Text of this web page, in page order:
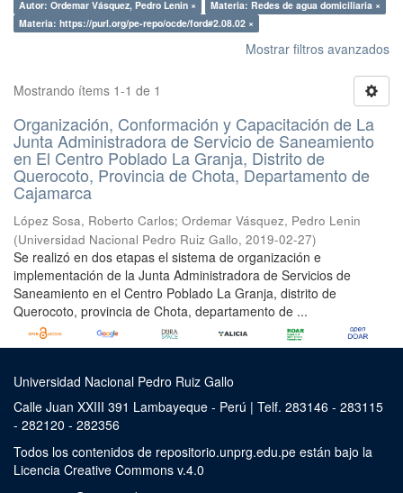
Autor: Ordemar Vásquez, Pedro Lenin ×
Materia: Redes de agua domiciliaria ×
Materia: https://purl.org/pe-repo/ocde/ford#2.08.02 ×
Mostrar filtros avanzados
Mostrando ítems 1-1 de 1
Organización, Conformación y Capacitación de La
Junta Administradora de Servicio de Saneamiento
en El Centro Poblado La Granja, Distrito de
Querocoto, Provincia de Chota, Departamento de
Cajamarca
López Sosa, Roberto Carlos; Ordemar Vásquez, Pedro Lenin
(Universidad Nacional Pedro Ruiz Gallo, 2019-02-27)
Se realizó en dos etapas el sistema de organización e
implementación de la Junta Administradora de Servicios de
Saneamiento en el Centro Poblado La Granja, distrito de
Querocoto, provincia de Chota, departamento de ...
Universidad Nacional Pedro Ruiz Gallo
Calle Juan XXIII 391 Lambayeque - Perú | Telf. 283146 - 283115
- 282120 - 282356
Todos los contenidos de repositorio.unprg.edu.pe están bajo la
Licencia Creative Commons v.4.0